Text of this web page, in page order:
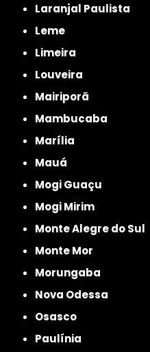
Laranjal Paulista
Leme
Limeira
Louveira
Mairiporã
Mambucaba
Marília
Mauá
Mogi Guaçu
Mogi Mirim
Monte Alegre do Sul
Monte Mor
Morungaba
Nova Odessa
Osasco
Paulínia